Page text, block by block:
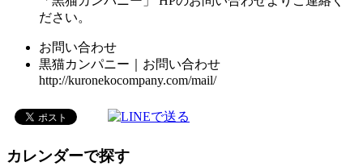
ださい。
お問い合わせ
黒猫カンパニー｜お問い合わせ
http://kuronekocompany.com/mail/
カレンダーで探す